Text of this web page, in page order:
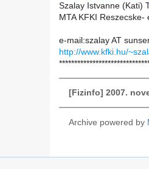
Szalay Istvanne (Kati)
MTA KFKI
e-mail:szalay AT
http://www.kfki.hu/
[Fizinfo] 2007.
Archive powered by